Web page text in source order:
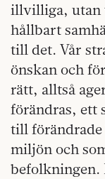
illvilliga, utan
hållbart
till det. Vår
önskan och
rätt, alltså
förändras, ett
till förändrade
miljön och
befolkningen.